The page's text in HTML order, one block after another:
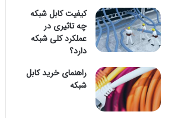
کیفیت کابل شبکه
چه تاثیری در
عملکرد کلی شبکه
دارد؟
راهنمای خرید کابل
شبکه